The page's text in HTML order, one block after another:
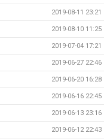
2019-08-11 23:21
2019-08-10 11:25
2019-07-04 17:21
2019-06-27 22:46
2019-06-20 16:28
2019-06-16 22:45
2019-06-13 23:16
2019-06-12 22:43